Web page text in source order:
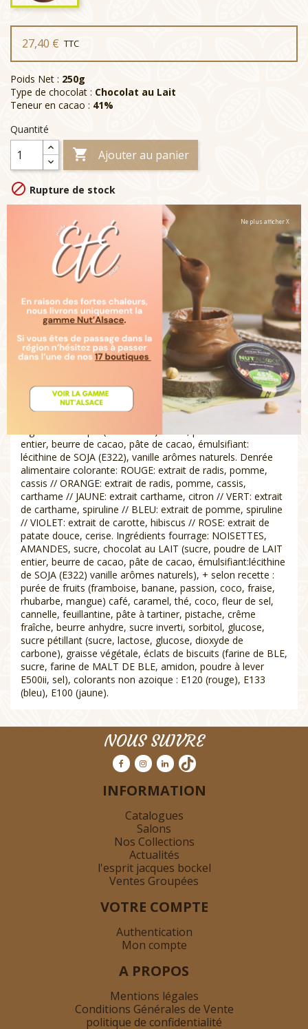
27,40 € TTC
Poids Net : 250g
Type de chocolat : Chocolat au Lait
Teneur en cacao : 41%
Quantité
 Ajouter au panier
 Rupture de stock
Livraison :
Ces articles sont garnies de Bonbons de Chocolats
toute l'année, ou d'Oeufs Saveurs et Plaisirs à partir du 15
mars jusqu'à Pâques (pour les Ventes Groupées de Pâques
tous les articles seront garnis d'Oeufs)
Description Détails du produit
ASSORTIMENT DE CHOCOLAT AU PRALINE ET GANACHE
entier, beurre de cacao, pâte de cacao, émulsifiant:
lécithine de SOJA (E322), vanille arômes naturels. Denrée
alimentaire colorante: ROUGE: extrait de radis, pomme,
cassis // ORANGE: extrait de radis, pomme, cassis,
carthame // JAUNE: extrait carthame, citron // VERT: extrait
de carthame, spiruline // BLEU: extrait de pomme, spiruline
// VIOLET: extrait de carotte, hibiscus // ROSE: extrait de
patate douce, cerise. Ingrédients fourrage: NOISETTES,
AMANDES, sucre, chocolat au LAIT (sucre, poudre de LAIT
entier, beurre de cacao, pâte de cacao, émulsifiant:lécithine
de SOJA (E322) vanille arômes naturels), + selon recette :
purée de fruits (framboise, banane, passion, coco, fraise,
rhubarbe, mangue) café, caramel, thé, coco, fleur de sel,
cannelle, feuillantine, pâte à tartiner, pistache, crême
fraîche, beurre anhydre, sucre inverti, sorbitol, glucose,
sucre pétillant (sucre, lactose, glucose, dioxyde de
carbone), graisse végétale, éclats de biscuits (farine de BLE,
sucre, farine de MALT DE BLE, amidon, poudre à lever
E500ii, sel), colorants non azoique : E120 (rouge), E133
(bleu), E100 (jaune).
NOUS SUIVRE
INFORMATION
Catalogues
Salons
Nos Collections
Actualités
l'esprit jacques bockel
Ventes Groupées
VOTRE COMPTE
Authentication
Mon compte
A PROPOS
Mentions légales
Conditions Générales de Vente
politique de confidentialité
Ne plus afficher X